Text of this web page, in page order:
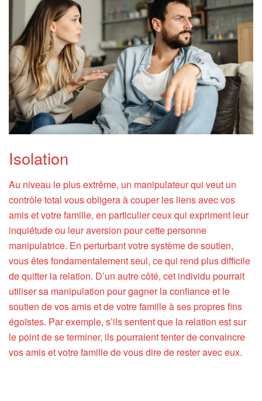
Isolation
Au niveau le plus extrême, un manipulateur qui veut un
contrôle total vous obligera à couper les liens avec vos
amis et votre famille, en particulier ceux qui expriment leur
inquiétude ou leur aversion pour cette personne
manipulatrice. En perturbant votre système de soutien,
vous êtes fondamentalement seul, ce qui rend plus difficile
de quitter la relation. D’un autre côté, cet individu pourrait
utiliser sa manipulation pour gagner la confiance et le
soutien de vos amis et de votre famille à ses propres fins
égoïstes. Par exemple, s’ils sentent que la relation est sur
le point de se terminer, ils pourraient tenter de convaincre
vos amis et votre famille de vous dire de rester avec eux.